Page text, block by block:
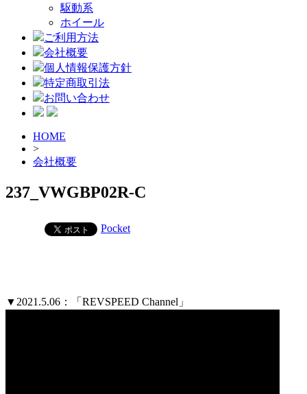
駆動系
ホイール
ご利用方法
会社概要
個人情報保護方針
特定商取引法
お問い合わせ
HOME
>
会社概要
237_VWGBP02R-C
Pocket
▼2021.5.06：「REVSPEED Channel」